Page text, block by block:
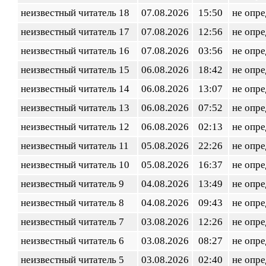
неизвестный читатель 18
07.08.2026 15:50
не
неизвестный читатель 17
07.08.2026 12:56
не
неизвестный читатель 16
07.08.2026 03:56
не
неизвестный читатель 15
06.08.2026 18:42
не
неизвестный читатель 14
06.08.2026 13:07
не
неизвестный читатель 13
06.08.2026 07:52
не
неизвестный читатель 12
06.08.2026 02:13
не
неизвестный читатель 11
05.08.2026 22:26
не
неизвестный читатель 10
05.08.2026 16:37
не
неизвестный читатель 9
04.08.2026 13:49
не
неизвестный читатель 8
04.08.2026 09:43
не
неизвестный читатель 7
03.08.2026 12:26
не
неизвестный читатель 6
03.08.2026 08:27
не
неизвестный читатель 5
03.08.2026 02:40
не